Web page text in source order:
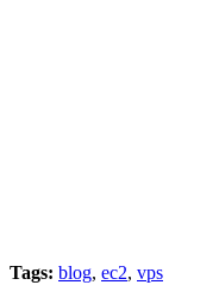
Tags: blog, ec2, vps